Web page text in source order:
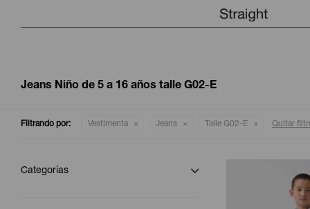
Jeans Niño de 5 a 16 años talle G02-E
Filtrando por: Vestimenta Jeans Talle G02-E Quitar
Categorías